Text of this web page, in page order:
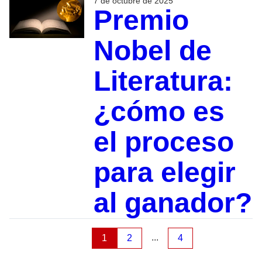
Premio
Nobel de
Literatura:
¿cómo es
el proceso
para elegir
al ganador?
1 2 ... 4